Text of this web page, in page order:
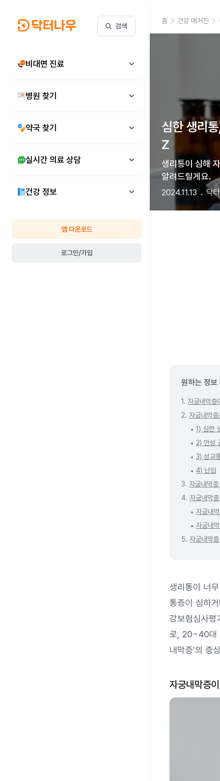
검색
비대면 진료
병원 찾기
약국 찾기
실시간 의료 상담
건강 정보
앱 다운로드
로그인/가입
홈 건강 매거진
심한 생리
Z
생리통이 심해
알려드릴게요.
2024.11.13 닥
원하는 정보
1. 자궁내막증
2. 자궁내막
1) 심한
2) 만성
3) 성교
4) 난임
3. 자궁내막
4. 자궁내막
자궁내
자궁내
5. 자궁내막
생리통이 너
통증이 심하
강보험심사
로, 20~40대
내막증'의 증
자궁내막증